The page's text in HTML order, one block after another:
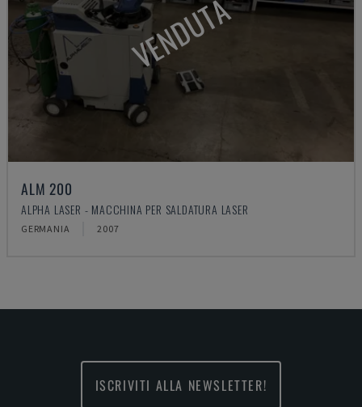
VENDUTA
ALM 200
ALPHA LASER - MACCHINA PER SALDATURA LASER
GERMANIA 2007
ISCRIVITI ALLA NEWSLETTER!